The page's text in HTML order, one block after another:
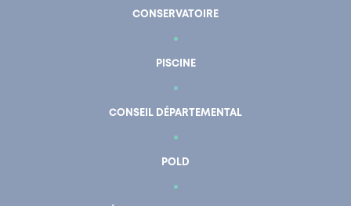
CONSERVATOIRE
PISCINE
CONSEIL DÉPARTEMENTAL
POLD